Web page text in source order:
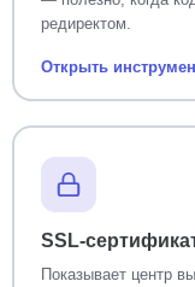
редиректом.
Открыть
SSL-
Показывает центр